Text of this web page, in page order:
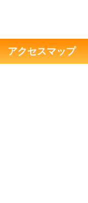
アクセスマップ